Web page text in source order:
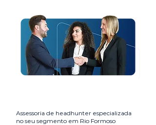
Assessoria de headhunter especializada
no seu segmento em Rio Formoso